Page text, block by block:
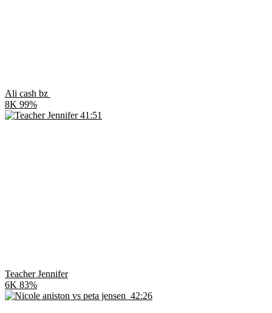
Ali cash bz
8K 99%
41:51
Teacher Jennifer
6K 83%
42:26